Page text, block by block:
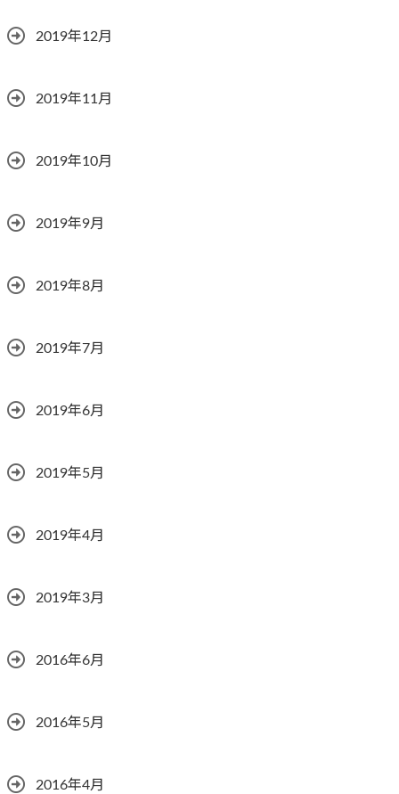
2019年12月
2019年11月
2019年10月
2019年9月
2019年8月
2019年7月
2019年6月
2019年5月
2019年4月
2019年3月
2016年6月
2016年5月
2016年4月